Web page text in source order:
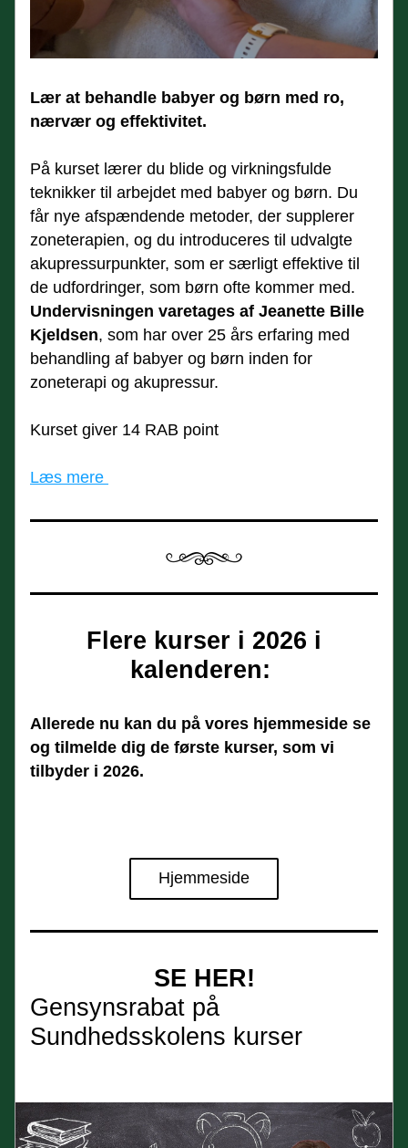
Lær at behandle babyer og børn med ro,
nærvær og effektivitet.
På kurset lærer du blide og virkningsfulde
teknikker til arbejdet med babyer og børn. Du
får nye afspændende metoder, der supplerer
zoneterapien, og du introduceres til udvalgte
akupressurpunkter, som er særligt effektive til
de udfordringer, som børn ofte kommer med.
Undervisningen varetages af Jeanette Bille
Kjeldsen, som har over 25 års erfaring med
behandling af babyer og børn inden for
zoneterapi og akupressur.
Kurset giver 14 RAB point
Læs mere
Flere kurser i 2026 i
kalenderen:
Allerede nu kan du på vores hjemmeside se
og tilmelde dig de første kurser, som vi
tilbyder i 2026.
Hjemmeside
SE HER!
Gensynsrabat på
Sundhedsskolens kurser